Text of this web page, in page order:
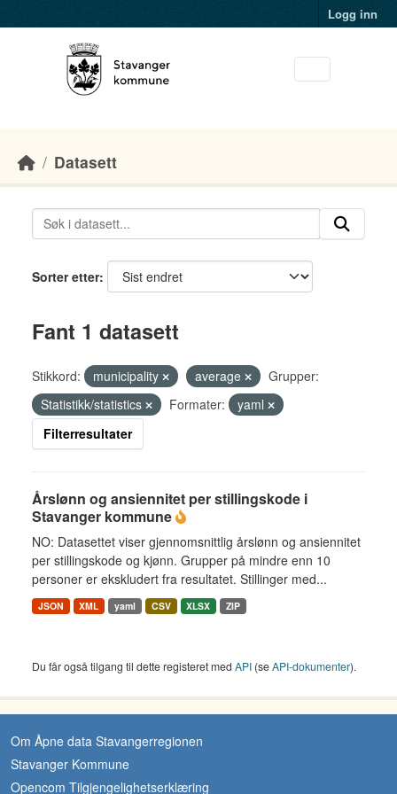
Logg inn
Datasett
Sorter etter
Fant 1 datasett
Stikkord: municipality average
Grupper:
Statistikk/statistics
Formater:
yaml
Filterresultater
Årslønn og ansiennitet per stillingskode i
Stavanger kommune
NO: Datasettet viser gjennomsnittlig årslønn og ansiennitet
per stillingskode og kjønn. Grupper på mindre enn 10
personer er ekskludert fra resultatet. Stillinger med...
JSON XML yaml CSV XLSX ZIP
Du får også tilgang til dette registeret med API (seAPI-dokumenter).
Om Åpne data Stavangerregionen
Stavanger Kommune
Opencom Tilgjengelighetserklæring